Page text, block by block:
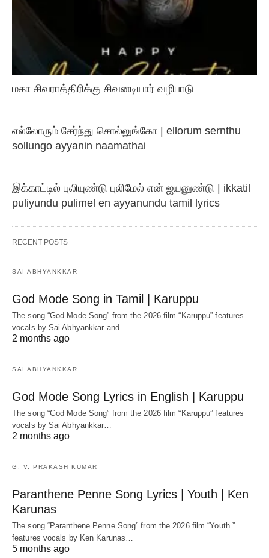
மகா சிவராத்திரிக்கு சிவனடியார் வழிபாடு
எல்லோரும் சேர்ந்து சொல்லுங்கோ | ellorum sernthu
sollungo ayyanin naamathai
இக்காட்டில் புலியுண்டு புலிமேல் என் ஐயனுண்டு | ikkatil
puliyundu pulimel en ayyanundu tamil lyrics
RECENT POSTS
SAI ABHYANKKAR
God Mode Song in Tamil | Karuppu
The song “God Mode Song” from the 2026 film “Karuppu” features
vocals by Sai Abhyankkar‬ and…
2 months ago
SAI ABHYANKKAR
God Mode Song Lyrics in English | Karuppu
The song “God Mode Song” from the 2026 film “Karuppu” features
vocals by Sai Abhyankkar‬…
2 months ago
G. V. PRAKASH KUMAR
Paranthene Penne Song Lyrics | Youth | Ken
Karunas
The song “Paranthene Penne Song” from the 2026 film “Youth ”
features vocals by Ken Karunas…
5 months ago